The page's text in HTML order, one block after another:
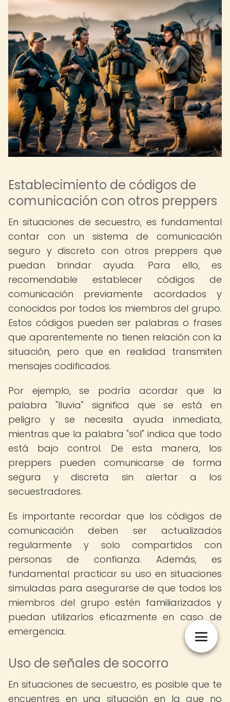
Establecimiento de códigos de
comunicación con otros preppers
En situaciones de secuestro, es fundamental
contar con un sistema de comunicación
seguro y discreto con otros preppers que
puedan brindar ayuda. Para ello, es
recomendable establecer códigos de
comunicación previamente acordados y
conocidos por todos los miembros del grupo.
Estos códigos pueden ser palabras o frases
que aparentemente no tienen relación con la
situación, pero que en realidad transmiten
mensajes codificados.
Por ejemplo, se podría acordar que la
palabra "lluvia" significa que se está en
peligro y se necesita ayuda inmediata,
mientras que la palabra "sol" indica que todo
está bajo control. De esta manera, los
preppers pueden comunicarse de forma
segura y discreta sin alertar a los
secuestradores.
Es importante recordar que los códigos de
comunicación deben ser actualizados
regularmente y solo compartidos con
personas de confianza. Además, es
fundamental practicar su uso en situaciones
simuladas para asegurarse de que todos los
miembros del grupo estén familiarizados y
puedan utilizarlos eficazmente en caso de
emergencia.
Uso de señales de socorro
En situaciones de secuestro, es posible que te
encuentres en una situación en la que no